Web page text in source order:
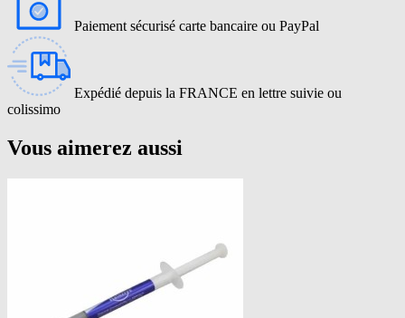
Paiement sécurisé carte bancaire ou PayPal
Expédié depuis la FRANCE en lettre suivie ou
colissimo
Vous aimerez aussi